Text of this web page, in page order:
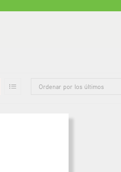
Ordenar por los últimos